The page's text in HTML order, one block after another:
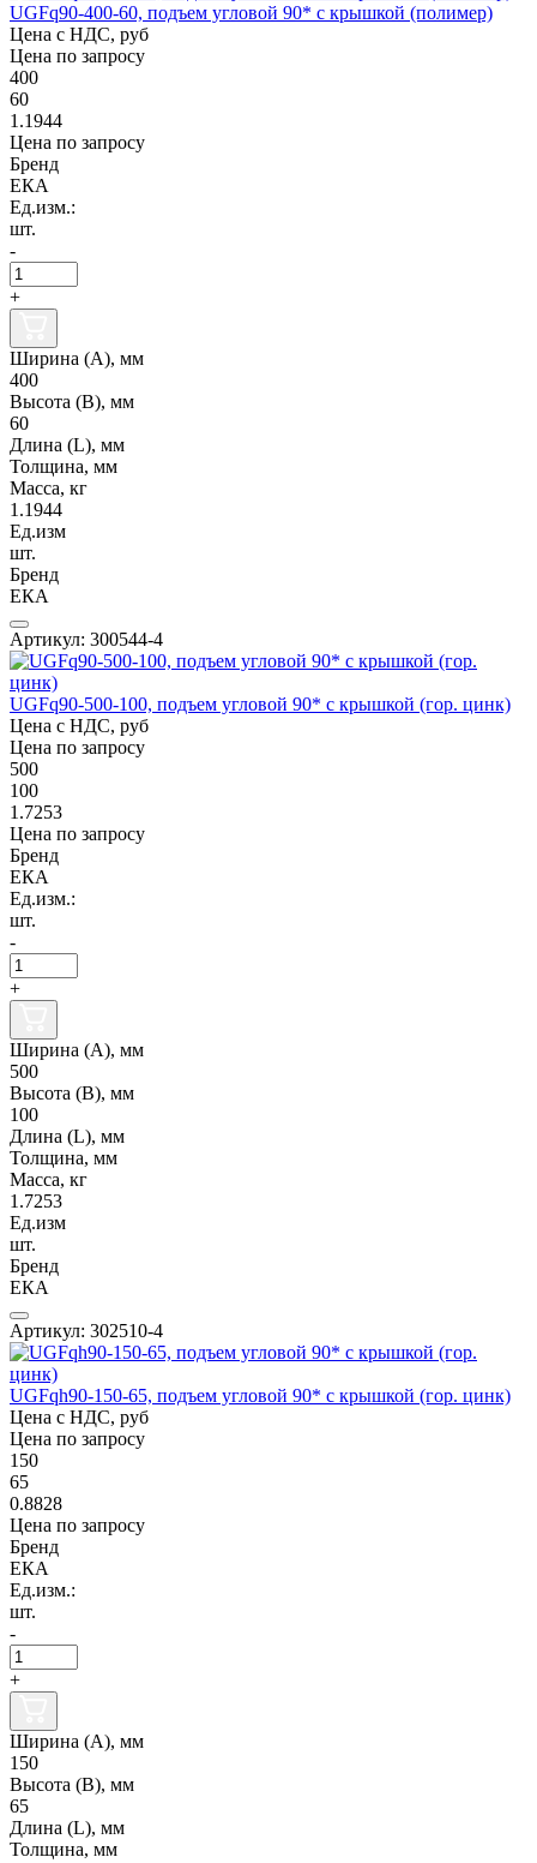
UGFq90-400-60, подъем угловой 90* с крышкой (полимер)
Цена с НДС, руб
Цена по запросу
400
60
1.1944
Цена по запросу
Бренд
ЕКА
Ед.изм.:
шт.
-
+
Ширина (А), мм
400
Высота (В), мм
60
Длина (L), мм
Толщина, мм
Масса, кг
1.1944
Ед.изм
шт.
Бренд
ЕКА
Артикул: 300544-4
UGFq90-500-100, подъем угловой 90* с крышкой (гор. цинк)
Цена с НДС, руб
Цена по запросу
500
100
1.7253
Цена по запросу
Бренд
ЕКА
Ед.изм.:
шт.
-
+
Ширина (А), мм
500
Высота (В), мм
100
Длина (L), мм
Толщина, мм
Масса, кг
1.7253
Ед.изм
шт.
Бренд
ЕКА
Артикул: 302510-4
UGFqh90-150-65, подъем угловой 90* с крышкой (гор. цинк)
Цена с НДС, руб
Цена по запросу
150
65
0.8828
Цена по запросу
Бренд
ЕКА
Ед.изм.:
шт.
-
+
Ширина (А), мм
150
Высота (В), мм
65
Длина (L), мм
Толщина, мм